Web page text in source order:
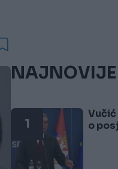
NAJNOVIJE
1
o